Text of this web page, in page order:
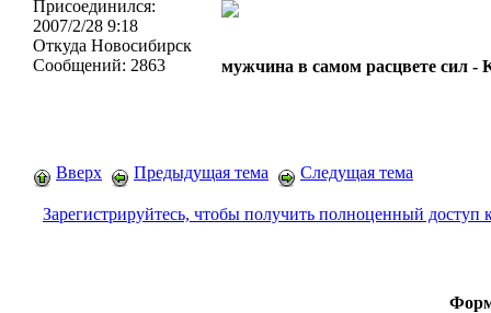
Присоединился:
2007/2/28 9:18
Откуда Новосибирск
Сообщений: 2863 мужчина в самом расцвете сил -
Вверх Предыдущая тема Следущая тема
Зарегистрируйтесь, чтобы получить полноценный доступ